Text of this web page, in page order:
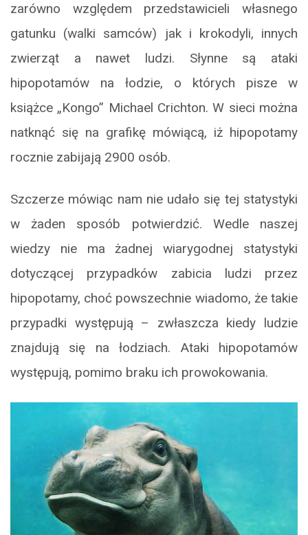
zarówno względem przedstawicieli własnego
gatunku (walki samców) jak i krokodyli, innych
zwierząt a nawet ludzi. Słynne są ataki
hipopotamów na łodzie, o których pisze w
książce „Kongo” Michael Crichton. W sieci można
natknąć się na grafikę mówiącą, iż hipopotamy
rocznie zabijają 2900 osób.
Szczerze mówiąc nam nie udało się tej statystyki
w żaden sposób potwierdzić. Wedle naszej
wiedzy nie ma żadnej wiarygodnej statystyki
dotyczącej przypadków zabicia ludzi przez
hipopotamy, choć powszechnie wiadomo, że takie
przypadki występują – zwłaszcza kiedy ludzie
znajdują się na łodziach. Ataki hipopotamów
występują, pomimo braku ich prowokowania.